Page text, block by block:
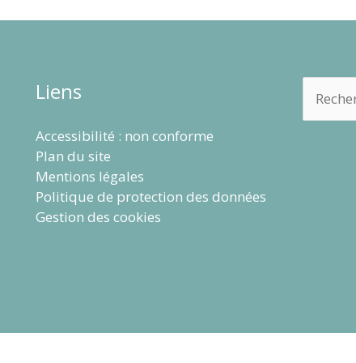
Liens
Accessibilité : non conforme
Plan du site
Mentions légales
Politique de protection des données
Gestion des cookies